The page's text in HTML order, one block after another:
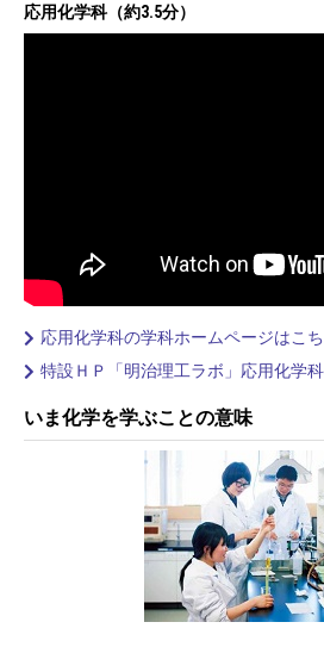
応用化学科（約3.5分）
応用化学科の学科ホームページはこ
特設ＨＰ「明治理工ラボ」応用化学
いま化学を学ぶことの意味